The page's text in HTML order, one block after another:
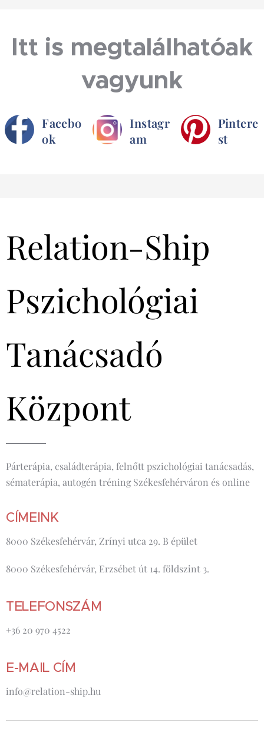
Itt is megtalálhatóak
vagyunk
Facebo
ok
Instagr
am
Pintere
st
Relation-Ship
Pszichológiai
Tanácsadó
Központ
Párterápia, családterápia, felnőtt pszichológiai tanácsadás,
sématerápia, autogén tréning Székesfehérváron és online
CÍMEINK
8000 Székesfehérvár, Zrínyi utca 29. B épület
8000 Székesfehérvár, Erzsébet út 14. földszint 3.
TELEFONSZÁM
+36 20 970 4522
E-MAIL CÍM
info@relation-ship.hu